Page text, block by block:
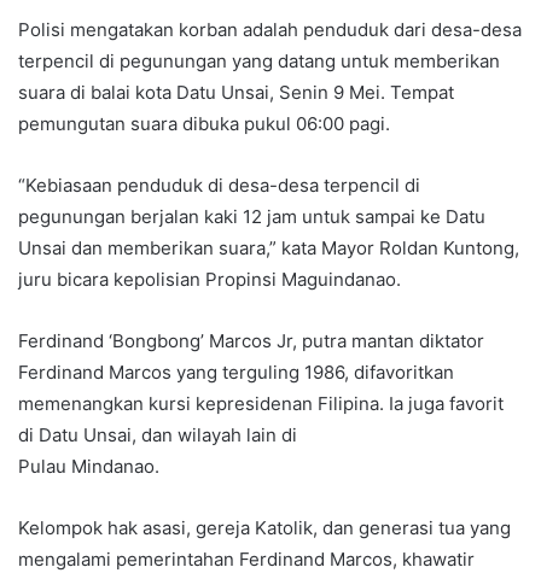
Polisi mengatakan korban adalah penduduk dari desa-desa
terpencil di pegunungan yang datang untuk memberikan
suara di balai kota Datu Unsai, Senin 9 Mei. Tempat
pemungutan suara dibuka pukul 06:00 pagi.
“Kebiasaan penduduk di desa-desa terpencil di
pegunungan berjalan kaki 12 jam untuk sampai ke Datu
Unsai dan memberikan suara,” kata Mayor Roldan Kuntong,
juru bicara kepolisian Propinsi Maguindanao.
Ferdinand ‘Bongbong’ Marcos Jr, putra mantan diktator
Ferdinand Marcos yang terguling 1986, difavoritkan
memenangkan kursi kepresidenan Filipina. Ia juga favorit
di Datu Unsai, dan wilayah lain di
Pulau Mindanao.
Kelompok hak asasi, gereja Katolik, dan generasi tua yang
mengalami pemerintahan Ferdinand Marcos, khawatir